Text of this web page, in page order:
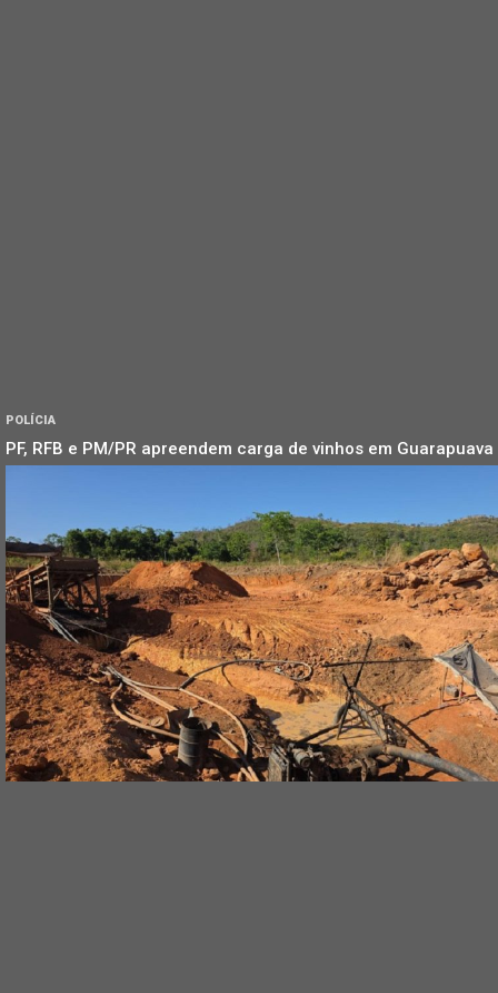
POLÍCIA
PF, RFB e PM/PR apreendem carga de vinhos em Guarapuava